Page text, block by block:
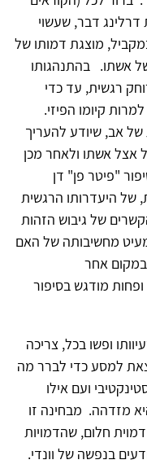
דרלינג דבר, שעשוי
מוצגת דמותו של
אשתו. בהתנהגותו
רגשית, עד כדי
קיומו הפיזי.
של אב, שיודע להעריך
אצל אשתו ולאחר מכן
"פיטר פן" דן
של היעדרותו הרגשית
של גיבוש הזהות
מחשיבותה של האם
במקום אחר
אתר, 2002 , רקובר ונוי, 2006) ופחות מודגש בסיפור
ופשו בכל, צריכה
למסע כדי לברר מה
ועם אילו
מזדהה. מבחינה זו
חלום, שהדמויות
בנפשה של וונדי.